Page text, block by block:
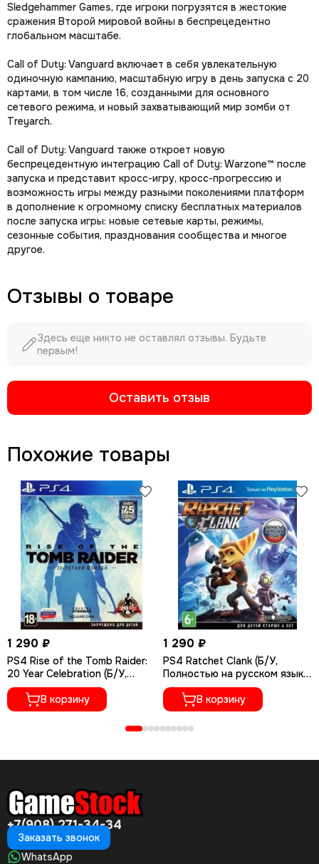
Sledgehammer Games, где игроки погрузятся в жестокие
сражения Второй мировой войны в беспрецедентно
глобальном масштабе.
Call of Duty: Vanguard включает в себя увлекательную
одиночную кампанию, масштабную игру в день запуска с 20
картами, в том числе 16, созданными для основного
сетевого режима, и новый захватывающий мир зомби от
Treyarch.
Call of Duty: Vanguard также откроет новую
беспрецедентную интеграцию Call of Duty: Warzone™ после
запуска и представит кросс-игру, кросс-прогрессию и
возможность игры между разными поколениями платформ
в дополнение к огромному списку бесплатных материалов
после запуска игры: новые сетевые карты, режимы,
сезонные события, празднования сообщества и многое
другое.
Отзывы о товаре
Здесь еще никто не оставлял отзывы. Будьте
первым!
Оставить отзыв
Похожие товары
1 290 ₽
PS4 Rise of the Tomb Raider:
20 Year Celebration (Б/У,
Полностью на русском языке,
CUSA-05716)
В корзину
1 290 ₽
PS4 Ratchet Сlank (Б/У,
Полностью на русском языке,
CUSA-01073)
В корзину
+7(908) 271-34-34
Заказать звонок
WhatsApp